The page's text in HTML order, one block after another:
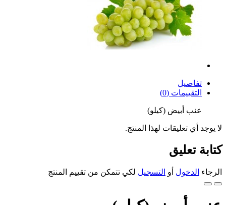
تفاصيل
التقييمات (0)
عنب أبيض (كيلو)
لا يوجد أي تعليقات لهذا المنتج.
كتابة تعليق
الرجاء الدخول أو التسجيل لكي تتمكن من تقييم المنتج